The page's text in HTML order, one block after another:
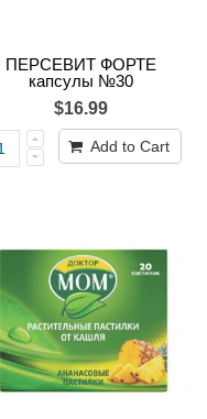
ПЕРСЕВИТ ФОРТЕ
капсулы №30
$16.99
Add to Cart